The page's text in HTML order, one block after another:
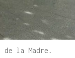
de la Madre.